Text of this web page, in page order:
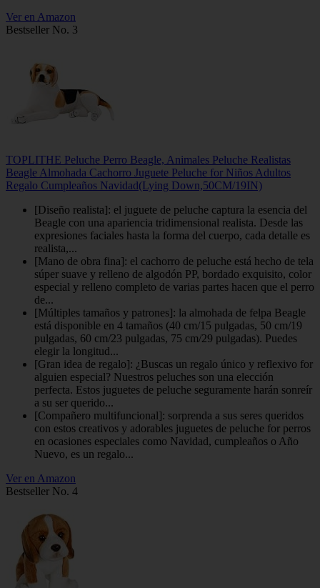
Ver en Amazon
Bestseller No. 3
TOPLITHE Peluche Perro Beagle, Animales Peluche Realistas
Beagle Almohada Cachorro Juguete Peluche for Niños Adultos
Regalo Cumpleaños Navidad(Lying Down,50CM/19IN)
[Diseño realista]: el juguete de peluche captura la esencia del
Beagle con una apariencia tridimensional realista. Desde las
expresiones faciales hasta la forma del cuerpo, cada detalle es
realista,...
[Mano de obra fina]: el cachorro de peluche está hecho de tela
súper suave y relleno de algodón PP, bordado exquisito, color
especial y relleno completo de varias partes hacen que el perro
de...
[Múltiples tamaños y patrones]: la almohada de felpa Beagle
está disponible en 4 tamaños (40 cm/15 pulgadas, 50 cm/19
pulgadas, 60 cm/23 pulgadas, 75 cm/29 pulgadas). Puedes
elegir la longitud...
[Gran idea de regalo]: ¿Buscas un regalo único y reflexivo for
alguien especial? Nuestros peluches son una elección
perfecta. Estos juguetes de peluche seguramente harán sonreír
a su ser querido...
[Compañero multifuncional]: sorprenda a sus seres queridos
con estos creativos y adorables juguetes de peluche for perros
en ocasiones especiales como Navidad, cumpleaños o Año
Nuevo, es un regalo...
Ver en Amazon
Bestseller No. 4